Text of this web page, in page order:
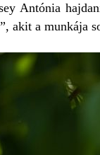
Antónia
akit a munkája